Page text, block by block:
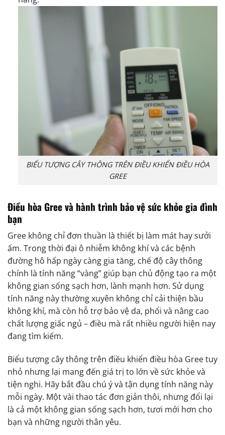
BIỂU TƯỢNG CÂY THÔNG TRÊN ĐIỀU KHIỂN ĐIỀU HÒA
GREE
Điều hòa Gree và hành trình bảo vệ sức khỏe gia đình
bạn
Gree không chỉ đơn thuần là thiết bị làm mát hay sưởi
ấm. Trong thời đại ô nhiễm không khí và các bệnh
đường hô hấp ngày càng gia tăng, chế độ cây thông
chính là tính năng “vàng” giúp bạn chủ động tạo ra một
không gian sống sạch hơn, lành mạnh hơn. Sử dụng
tính năng này thường xuyên không chỉ cải thiện bầu
không khí, mà còn hỗ trợ bảo vệ da, phổi và nâng cao
chất lượng giấc ngủ – điều mà rất nhiều người hiện nay
đang tìm kiếm.
Biểu tượng cây thông trên điều khiển điều hòa Gree tuy
nhỏ nhưng lại mang đến giá trị to lớn về sức khỏe và
tiện nghi. Hãy bắt đầu chú ý và tận dụng tính năng này
mỗi ngày. Một vài thao tác đơn giản thôi, nhưng đổi lại
là cả một không gian sống sạch hơn, tươi mới hơn cho
bạn và những người thân yêu.